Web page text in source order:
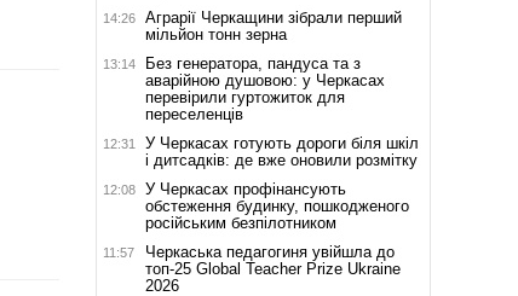
14:26
Аграрії Черкащини зібрали перший
мільйон тонн зерна
13:14
Без генератора, пандуса та з
аварійною душовою: у Черкасах
перевірили гуртожиток для
переселенців
12:31
У Черкасах готують дороги біля шкіл
і дитсадків: де вже оновили розмітку
12:08
У Черкасах профінансують
обстеження будинку, пошкодженого
російським безпілотником
11:57
Черкаська педагогиня увійшла до
топ-25 Global Teacher Prize Ukraine
2026